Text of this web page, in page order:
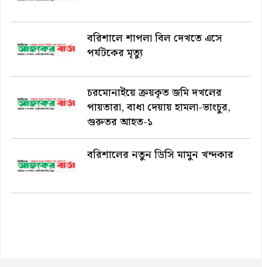
বরিশালে শাপলা বিল দেখতে এসে
পর্যটকের মৃত্যু
চরমোনাইয়ে ক্রয়কৃত জমি দখলের
পায়তারা, বাধা দেয়ায় হামলা-ভাংচুর,
গুরুতর আহত-১
বরিশালের নতুন ডিসি মামুন খন্দকার